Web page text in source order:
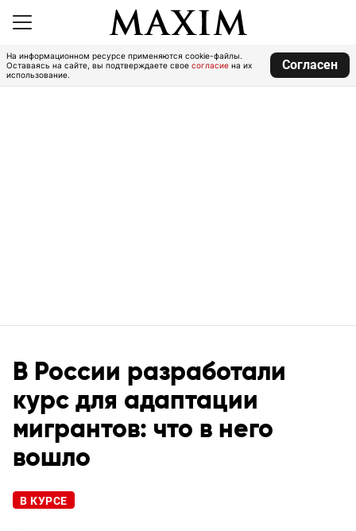
На информационном ресурсе применяются cookie-файлы.
Оставаясь на сайте, вы подтверждаете свое согласие на их
использование.
Согласен
В России разработали
курс для адаптации
мигрантов: что в него
вошло
В КУРСЕ